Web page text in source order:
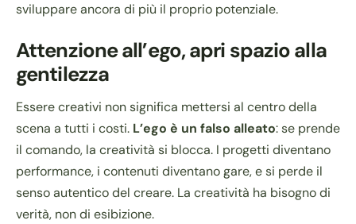
sviluppare ancora di più il proprio potenziale.
Attenzione all’ego, apri spazio alla
gentilezza
Essere creativi non significa mettersi al centro della
scena a tutti i costi. L’ego è un falso alleato: se prende
il comando, la creatività si blocca. I progetti diventano
performance, i contenuti diventano gare, e si perde il
senso autentico del creare. La creatività ha bisogno di
verità, non di esibizione.